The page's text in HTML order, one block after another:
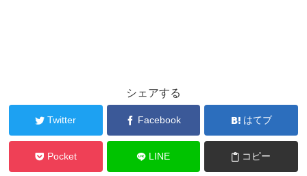
シェアする
Twitter Facebook はてブ
Pocket LINE コピー